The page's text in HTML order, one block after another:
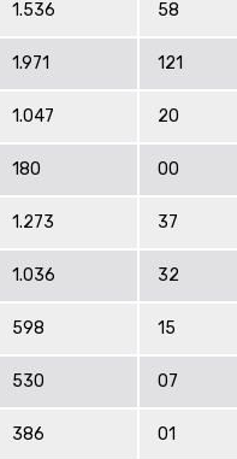
1.536 58
1.971 121
1.047 20
180 00
1.273 37
1.036 32
598 15
530 07
386 01